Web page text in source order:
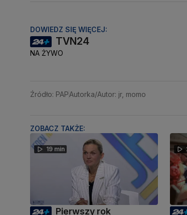
DOWIEDZ SIĘ WIĘCEJ:
TVN24
NA ŻYWO
Źródło: PAPAutorka/Autor: jr, momo
ZOBACZ TAKŻE:
19 min
Pierwszy rok